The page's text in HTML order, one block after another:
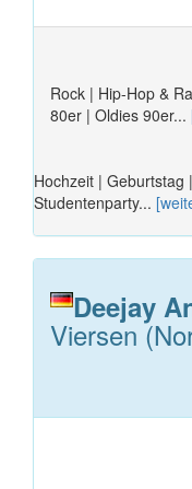
Rock | Hip-Hop &
80er | Oldies 90er...
Hochzeit | Geburtstag
Studentenparty...
Deejay
Viersen